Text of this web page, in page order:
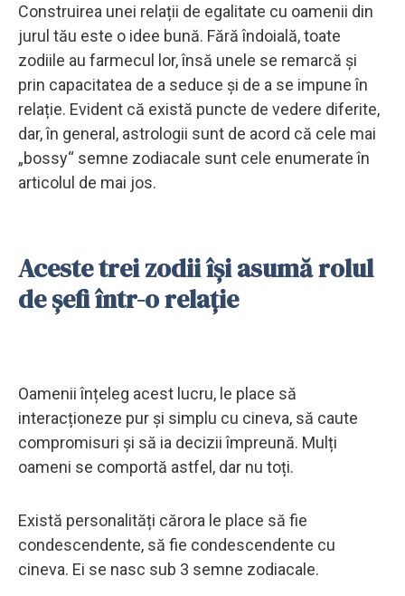
Construirea unei relații de egalitate cu oamenii din
jurul tău este o idee bună. Fără îndoială, toate
zodiile au farmecul lor, însă unele se remarcă și
prin capacitatea de a seduce și de a se impune în
relație. Evident că există puncte de vedere diferite,
dar, în general, astrologii sunt de acord că cele mai
„bossy“ semne zodiacale sunt cele enumerate în
articolul de mai jos.
Aceste trei zodii își asumă rolul
de șefi într-o relație
Oamenii înțeleg acest lucru, le place să
interacționeze pur și simplu cu cineva, să caute
compromisuri și să ia decizii împreună. Mulți
oameni se comportă astfel, dar nu toți.
Există personalități cărora le place să fie
condescendente, să fie condescendente cu
cineva. Ei se nasc sub 3 semne zodiacale.